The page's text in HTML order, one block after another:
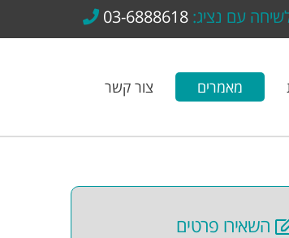
עם נציג: 03-6888618
מאמרים צור קשר
השאירו פרטים